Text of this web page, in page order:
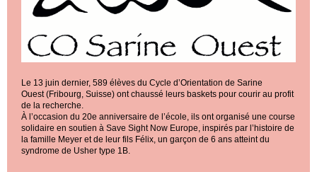
Le 13 juin dernier, 589 élèves du Cycle d’Orientation de Sarine
Ouest (Fribourg, Suisse) ont chaussé leurs baskets pour courir au profit
de la recherche.
À l’occasion du 20e anniversaire de l’école, ils ont organisé une course
solidaire en soutien à Save Sight Now Europe, inspirés par l’histoire de
la famille Meyer et de leur fils Félix, un garçon de 6 ans atteint du
syndrome de Usher type 1B.